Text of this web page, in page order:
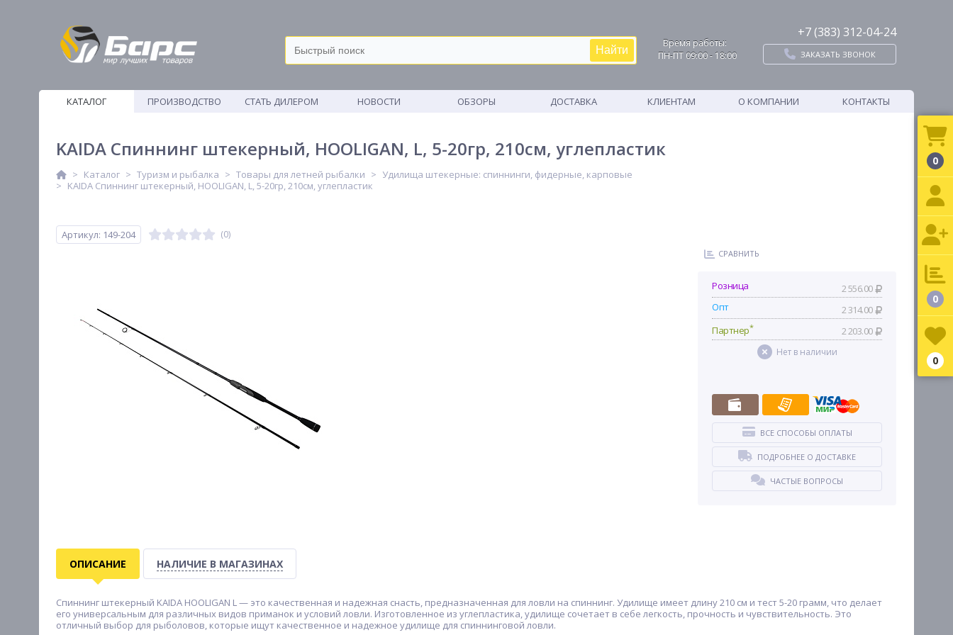
Найти
Время работы:
ПН-ПТ 09:00 - 18:00
+7 (383) 312-04-24
ЗАКАЗАТЬ ЗВОНОК
КАТАЛОГ
ПРОИЗВОДСТВО
СТАТЬ ДИЛЕРОМ НОВОСТИ ОБЗОРЫ ДОСТАВКА КЛИЕНТАМ О КОМПАНИИ КОНТАКТЫ
KAIDA Спиннинг штекерный, HOOLIGAN, L, 5-20гр, 210см, углепластик
Каталог Туризм и рыбалка Товары для летней рыбалки
Удилища штекерные: спиннинги, фидерные, карповые
KAIDA Спиннинг штекерный, HOOLIGAN, L, 5-20гр, 210см, углепластик
Артикул: 149-204 (0)
СРАВНИТЬ
Розница
2 556.00
Опт
2 314.00
Партнер* 2 203.00
Нет в наличии
ВСЕ СПОСОБЫ ОПЛАТЫ
ПОДРОБНЕЕ О ДОСТАВКЕ
ЧАСТЫЕ ВОПРОСЫ
ОПИСАНИЕ НАЛИЧИЕ В МАГАЗИНАХ
Спиннинг штекерный KAIDA HOOLIGAN L — это качественная и надежная снасть, предназначенная для ловли на спиннинг. Удилище имеет длину 210 см и тест 5-20 грамм, что делает
его универсальным для различных видов приманок и условий ловли. Изготовленное из углепластика, удилище сочетает в себе легкость, прочность и чувствительность. Это
отличный выбор для рыболовов, которые ищут качественное и надежное удилище для спиннинговой ловли.
0
0
0